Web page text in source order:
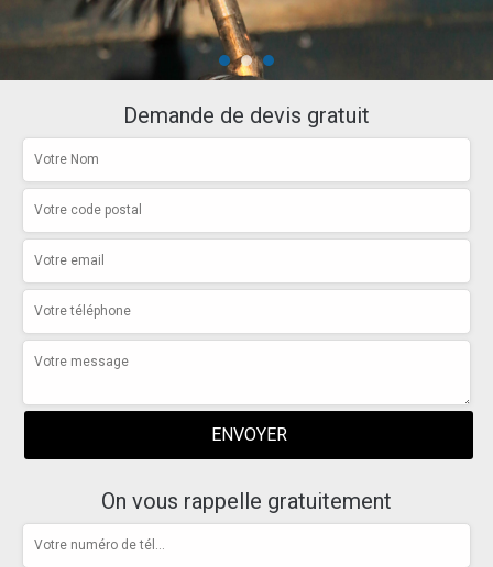
Demande de devis gratuit
On vous rappelle gratuitement